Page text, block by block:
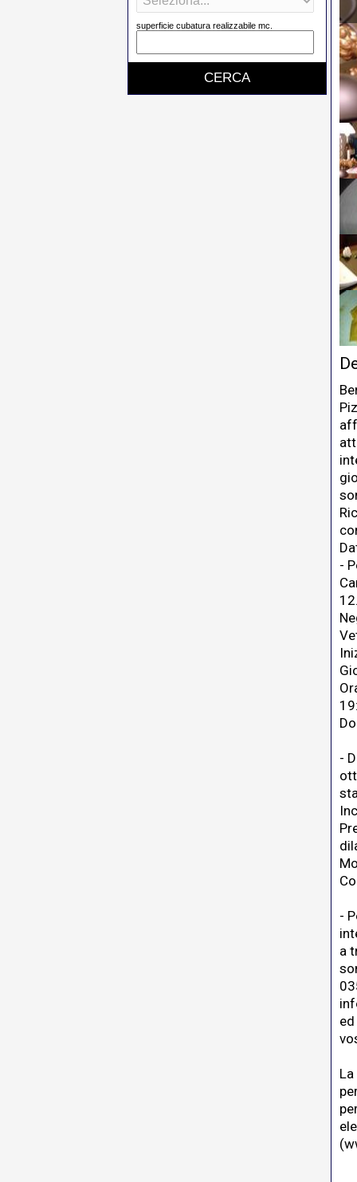
superficie cubatura realizzabile mc.
-
-
-
a
(